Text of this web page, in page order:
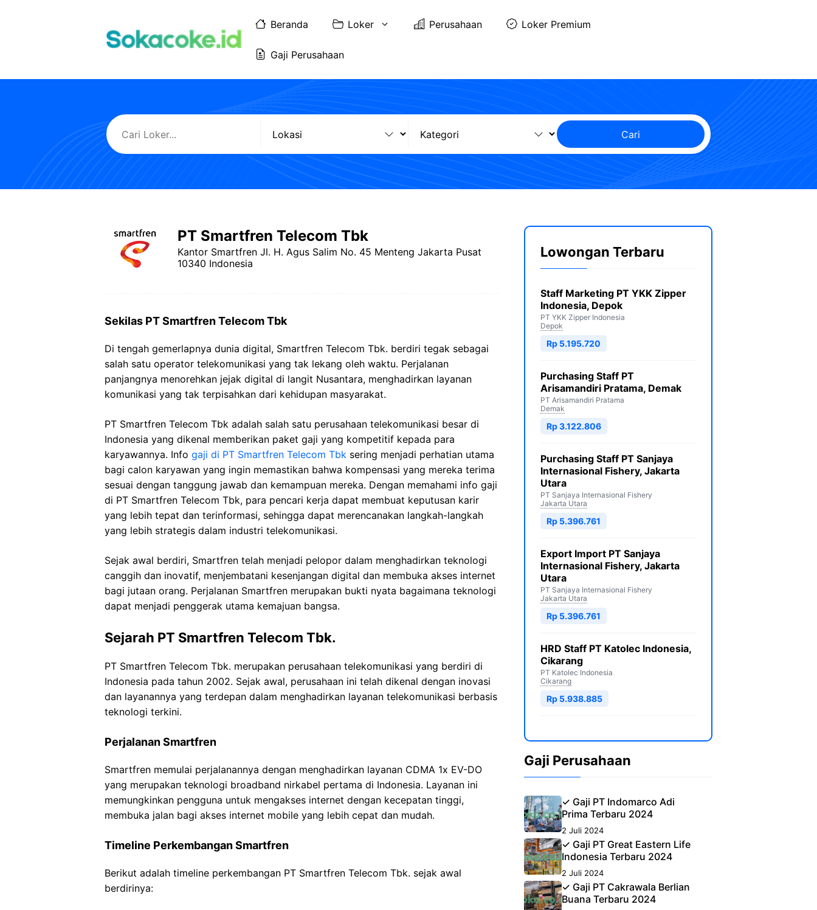
Beranda Loker Perusahaan Loker Premium
Gaji Perusahaan
Cari
PT Smartfren Telecom Tbk
Kantor Smartfren Jl. H. Agus Salim No. 45 Menteng Jakarta Pusat
10340 Indonesia
Sekilas PT Smartfren Telecom Tbk
Di tengah gemerlapnya dunia digital, Smartfren Telecom Tbk. berdiri tegak sebagai
salah satu operator telekomunikasi yang tak lekang oleh waktu. Perjalanan
panjangnya menorehkan jejak digital di langit Nusantara, menghadirkan layanan
komunikasi yang tak terpisahkan dari kehidupan masyarakat.
PT Smartfren Telecom Tbk adalah salah satu perusahaan telekomunikasi besar di
Indonesia yang dikenal memberikan paket gaji yang kompetitif kepada para
karyawannya. Info gaji di PT Smartfren Telecom Tbk sering menjadi perhatian utama
bagi calon karyawan yang ingin memastikan bahwa kompensasi yang mereka terima
sesuai dengan tanggung jawab dan kemampuan mereka. Dengan memahami info gaji
di PT Smartfren Telecom Tbk, para pencari kerja dapat membuat keputusan karir
yang lebih tepat dan terinformasi, sehingga dapat merencanakan langkah-langkah
yang lebih strategis dalam industri telekomunikasi.
Sejak awal berdiri, Smartfren telah menjadi pelopor dalam menghadirkan teknologi
canggih dan inovatif, menjembatani kesenjangan digital dan membuka akses internet
bagi jutaan orang. Perjalanan Smartfren merupakan bukti nyata bagaimana teknologi
dapat menjadi penggerak utama kemajuan bangsa.
Sejarah PT Smartfren Telecom Tbk.
PT Smartfren Telecom Tbk. merupakan perusahaan telekomunikasi yang berdiri di
Indonesia pada tahun 2002. Sejak awal, perusahaan ini telah dikenal dengan inovasi
dan layanannya yang terdepan dalam menghadirkan layanan telekomunikasi berbasis
teknologi terkini.
Perjalanan Smartfren
Smartfren memulai perjalanannya dengan menghadirkan layanan CDMA 1x EV-DO
yang merupakan teknologi broadband nirkabel pertama di Indonesia. Layanan ini
memungkinkan pengguna untuk mengakses internet dengan kecepatan tinggi,
membuka jalan bagi akses internet mobile yang lebih cepat dan mudah.
Timeline Perkembangan Smartfren
Berikut adalah timeline perkembangan PT Smartfren Telecom Tbk. sejak awal
berdirinya:
Lowongan Terbaru
Staff Marketing PT YKK Zipper
Indonesia, Depok
PT YKK Zipper Indonesia
Depok
Rp 5.195.720
Purchasing Staff PT
Arisamandiri Pratama, Demak
PT Arisamandiri Pratama
Demak
Rp 3.122.806
Purchasing Staff PT Sanjaya
Internasional Fishery, Jakarta
Utara
PT Sanjaya Internasional Fishery
Jakarta Utara
Rp 5.396.761
Export Import PT Sanjaya
Internasional Fishery, Jakarta
Utara
PT Sanjaya Internasional Fishery
Jakarta Utara
Rp 5.396.761
HRD Staff PT Katolec Indonesia,
Cikarang
PT Katolec Indonesia
Cikarang
Rp 5.938.885
Gaji Perusahaan
✓ Gaji PT Indomarco Adi
Prima Terbaru 2024
2 Juli 2024
✓ Gaji PT Great Eastern Life
Indonesia Terbaru 2024
2 Juli 2024
✓ Gaji PT Cakrawala Berlian
Buana Terbaru 2024